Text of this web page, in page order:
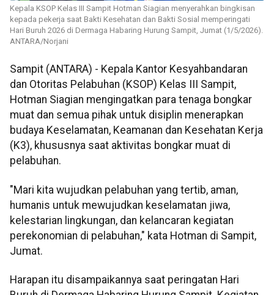
Kepala KSOP Kelas III Sampit Hotman Siagian menyerahkan bingkisan
kepada pekerja saat Bakti Kesehatan dan Bakti Sosial memperingati
Hari Buruh 2026 di Dermaga Habaring Hurung Sampit, Jumat (1/5/2026).
ANTARA/Norjani
Sampit (ANTARA) - Kepala Kantor Kesyahbandaran
dan Otoritas Pelabuhan (KSOP) Kelas III Sampit,
Hotman Siagian mengingatkan para tenaga bongkar
muat dan semua pihak untuk disiplin menerapkan
budaya Keselamatan, Keamanan dan Kesehatan Kerja
(K3), khususnya saat aktivitas bongkar muat di
pelabuhan.
"Mari kita wujudkan pelabuhan yang tertib, aman,
humanis untuk mewujudkan keselamatan jiwa,
kelestarian lingkungan, dan kelancaran kegiatan
perekonomian di pelabuhan," kata Hotman di Sampit,
Jumat.
Harapan itu disampaikannya saat peringatan Hari